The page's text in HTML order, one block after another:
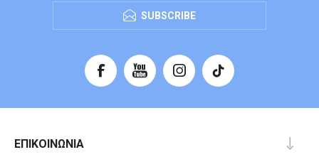
SUBSCRIBE
ΕΠΙΚΟΙΝΩΝΊΑ